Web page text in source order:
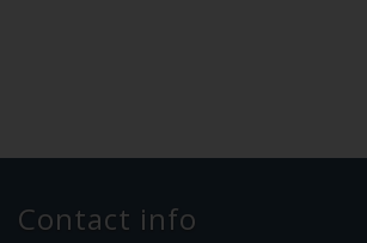
Contact info